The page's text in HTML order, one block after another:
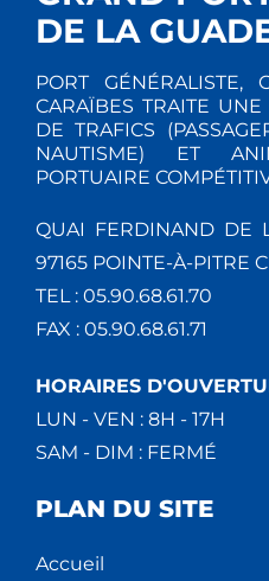
DE LA
PORT GÉNÉRALISTE,
CARAÏBES TRAITE
DE TRAFICS
NAUTISME) ET
PORTUAIRE
QUAI FERDINAND DE
97165 POINTE-À-PITRE
TEL : 05.90.68.61.70
FAX : 05.90.68.61.71
HORAIRES
LUN - VEN : 8H - 17H
SAM - DIM : FERMÉ
PLAN DU SITE
Accueil